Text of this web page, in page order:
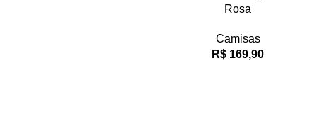
Rosa
Camisas
R$ 169,90